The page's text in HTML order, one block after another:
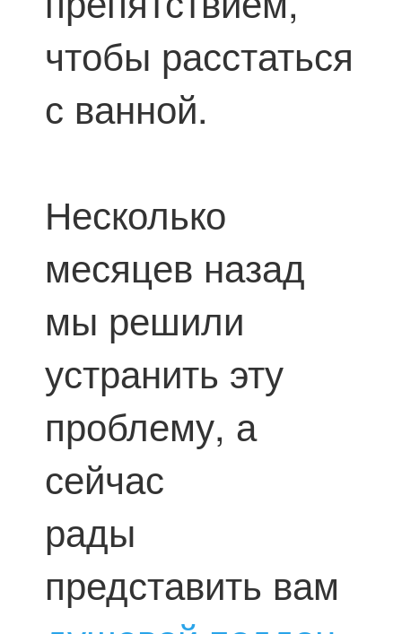
чтобы расстаться
с ванной.
Несколько
месяцев назад
мы решили
устранить эту
проблему, а
сейчас
рады
представить вам